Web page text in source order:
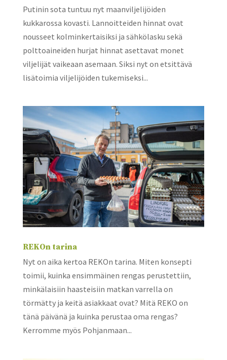
Putinin sota tuntuu nyt maanviljelijöiden
kukkarossa kovasti. Lannoitteiden hinnat ovat
nousseet kolminkertaisiksi ja sähkölasku sekä
polttoaineiden hurjat hinnat asettavat monet
viljelijät vaikeaan asemaan. Siksi nyt on etsittävä
lisätoimia viljelijöiden tukemiseksi...
REKOn tarina
Nyt on aika kertoa REKOn tarina. Miten konsepti
toimii, kuinka ensimmäinen rengas perustettiin,
minkälaisiin haasteisiin matkan varrella on
törmätty ja keitä asiakkaat ovat? Mitä REKO on
tänä päivänä ja kuinka perustaa oma rengas?
Kerromme myös Pohjanmaan...